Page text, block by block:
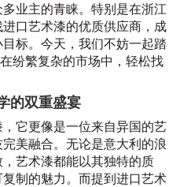
业主的青睐。特别是在浙江
口艺术漆的优质供应商，成
标。今天，我们不妨一起踏
纷繁复杂的市场中，轻松找
的双重盛宴
它更像是一位来自异国的艺
美融合。无论是意大利的浪
艺术漆都能以其独特的质
制的魅力。而提到进口艺术